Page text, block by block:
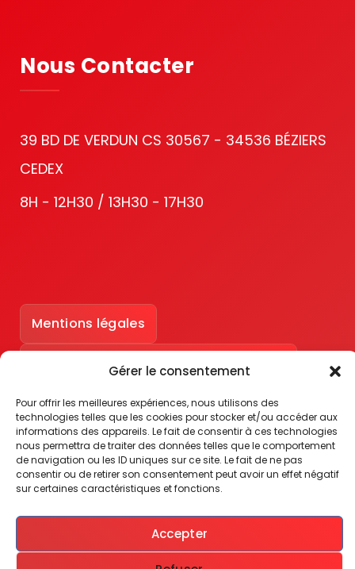
Gérer le consentement
Pour offrir les meilleures expériences, nous utilisons des
technologies telles que les cookies pour stocker et/ou accéder aux
informations des appareils. Le fait de consentir à ces technologies
nous permettra de traiter des données telles que le comportement
de navigation ou les ID uniques sur ce site. Le fait de ne pas
consentir ou de retirer son consentement peut avoir un effet négatif
sur certaines caractéristiques et fonctions.
Accepter
Nous Contacter
39 BD DE VERDUN CS 30567 - 34536 BÉZIERS
CEDEX
8H - 12H30 / 13H30 - 17H30
Mentions légales
Accessibilité : partiellement conforme